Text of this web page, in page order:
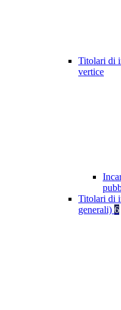
Titolari di
vertice
Titolari di
generali) 6